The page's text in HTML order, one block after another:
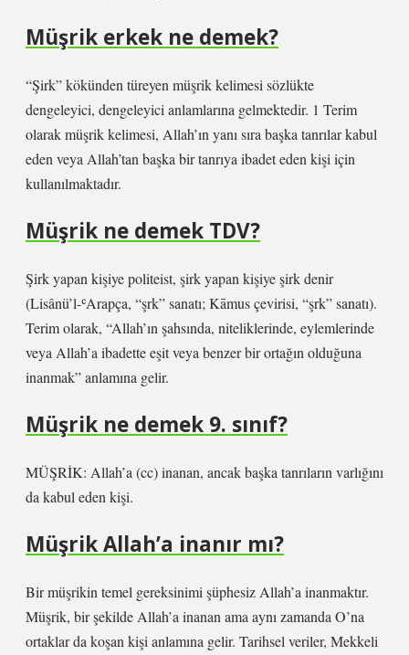
Müşrik erkek ne demek?
“Şirk” kökünden türeyen müşrik kelimesi sözlükte
dengeleyici, dengeleyici anlamlarına gelmektedir. 1 Terim
olarak müşrik kelimesi, Allah’ın yanı sıra başka tanrılar kabul
eden veya Allah’tan başka bir tanrıya ibadet eden kişi için
kullanılmaktadır.
Müşrik ne demek TDV?
Şirk yapan kişiye politeist, şirk yapan kişiye şirk denir
(Lisânü’l-ʿArapça, “şrk” sanatı; Kāmus çevirisi, “şrk” sanatı).
Terim olarak, “Allah’ın şahsında, niteliklerinde, eylemlerinde
veya Allah’a ibadette eşit veya benzer bir ortağın olduğuna
inanmak” anlamına gelir.
Müşrik ne demek 9. sınıf?
MÜŞRİK: Allah’a (cc) inanan, ancak başka tanrıların varlığını
da kabul eden kişi.
Müşrik Allah’a inanır mı?
Bir müşrikin temel gereksinimi şüphesiz Allah’a inanmaktır.
Müşrik, bir şekilde Allah’a inanan ama aynı zamanda O’na
ortaklar da koşan kişi anlamına gelir. Tarihsel veriler, Mekkeli